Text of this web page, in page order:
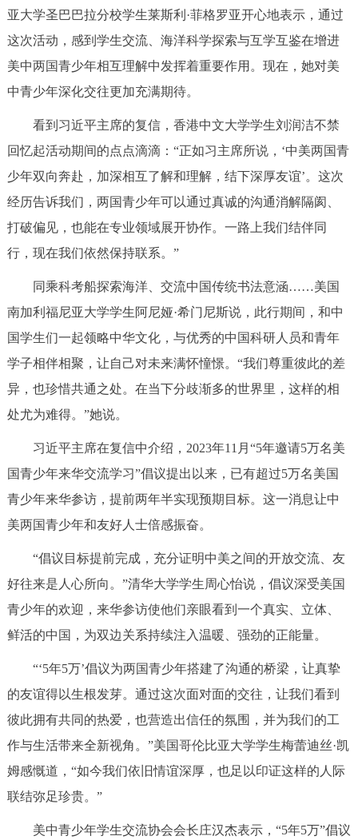
多语种
DEUTSCH FRANÇAIS РУССКИЙ ЯЗЫК
ESPAÑOL العربية PORTUGUÊS
ITALIANO
回到顶部
亚大学圣巴巴拉分校学生莱斯利·菲格罗亚开心地表示，通过
这次活动，感到学生交流、海洋科学探索与互学互鉴在增进
美中两国青少年相互理解中发挥着重要作用。现在，她对美
中青少年深化交往更加充满期待。
看到习近平主席的复信，香港中文大学学生刘润洁不禁
回忆起活动期间的点点滴滴：“正如习主席所说，‘中美两国青
少年双向奔赴，加深相互了解和理解，结下深厚友谊’。这次
经历告诉我们，两国青少年可以通过真诚的沟通消解隔阂、
打破偏见，也能在专业领域展开协作。一路上我们结伴同
行，现在我们依然保持联系。”
同乘科考船探索海洋、交流中国传统书法意涵……美国
南加利福尼亚大学学生阿尼娅·希门尼斯说，此行期间，和中
国学生们一起领略中华文化，与优秀的中国科研人员和青年
学子相伴相聚，让自己对未来满怀憧憬。“我们尊重彼此的差
异，也珍惜共通之处。在当下分歧渐多的世界里，这样的相
处尤为难得。”她说。
习近平主席在复信中介绍，2023年11月“5年邀请5万名美
国青少年来华交流学习”倡议提出以来，已有超过5万名美国
青少年来华参访，提前两年半实现预期目标。这一消息让中
美两国青少年和友好人士倍感振奋。
“倡议目标提前完成，充分证明中美之间的开放交流、友
好往来是人心所向。”清华大学学生周心怡说，倡议深受美国
青少年的欢迎，来华参访使他们亲眼看到一个真实、立体、
鲜活的中国，为双边关系持续注入温暖、强劲的正能量。
“‘5年5万’倡议为两国青少年搭建了沟通的桥梁，让真挚
的友谊得以生根发芽。通过这次面对面的交往，让我们看到
彼此拥有共同的热爱，也营造出信任的氛围，并为我们的工
作与生活带来全新视角。”美国哥伦比亚大学学生梅蕾迪丝·凯
姆感慨道，“如今我们依旧情谊深厚，也足以印证这样的人际
联结弥足珍贵。”
美中青少年学生交流协会会长庄汉杰表示，“5年5万”倡议